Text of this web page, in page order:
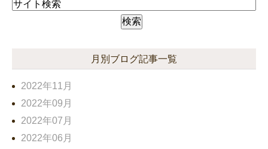
月別ブログ記事一覧
2022年11月
2022年09月
2022年07月
2022年06月